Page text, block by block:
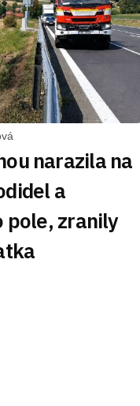
narazila na
a
pole, zranily